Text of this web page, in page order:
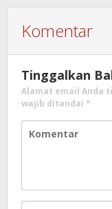
Komentar
Tinggalkan
Alamat email Anda
wajib ditandai *